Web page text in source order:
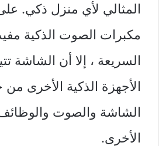
المثالي لأي منزل ذكي.
مكبرات الصوت الذكية
السريعة ، إلا أن الشاشة
الأجهزة الذكية الأخرى من
الشاشة والصوت
الأخرى.